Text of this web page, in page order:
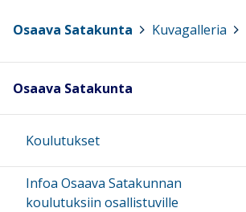
Osaava Satakunta Kuvagalleria
Osaava Satakunta
Koulutukset
Infoa Osaava Satakunnan
koulutuksiin osallistuville